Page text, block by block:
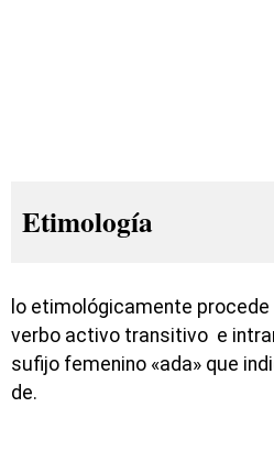
Etimología
lo etimológicamente
verbo activo transitivo e
sufijo femenino «ada» que
de.